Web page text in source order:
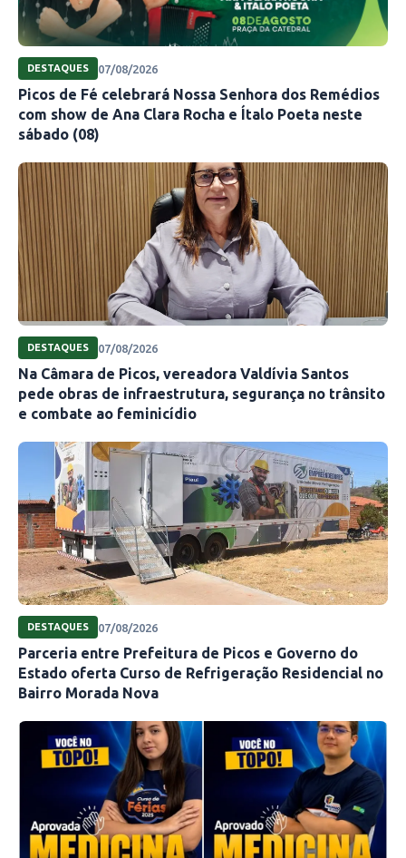
DESTAQUES 07/08/2026
Picos de Fé celebrará Nossa Senhora dos Remédios
com show de Ana Clara Rocha e Ítalo Poeta neste
sábado (08)
DESTAQUES 07/08/2026
Na Câmara de Picos, vereadora Valdívia Santos
pede obras de infraestrutura, segurança no trânsito
e combate ao feminicídio
DESTAQUES 07/08/2026
Parceria entre Prefeitura de Picos e Governo do
Estado oferta Curso de Refrigeração Residencial no
Bairro Morada Nova